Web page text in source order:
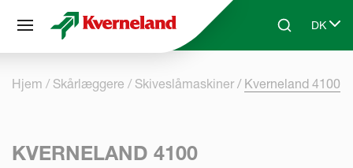
Skip to main contentSearchDK
Select
Hjem Skårlæggere Skiveslåmaskiner Kverneland 4100
KVERNELAND 4100
CCookie-styringspanel